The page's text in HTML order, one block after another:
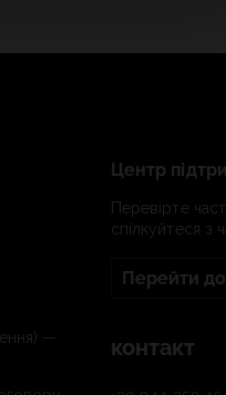
—
Центр
Перевірте
спілкуйтеся з
Перейти
контакт